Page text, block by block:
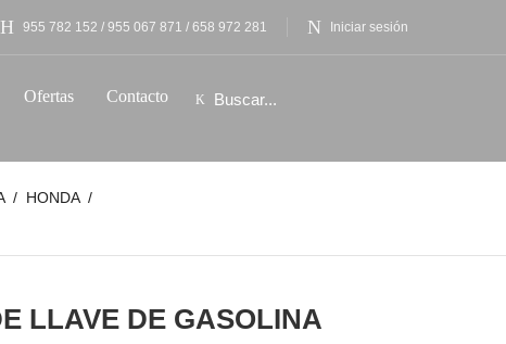
955 782 152 / 955 067 871 / 658 972 281 Iniciar sesión
Ofertas Contacto
HONDA
LLAVE DE GASOLINA